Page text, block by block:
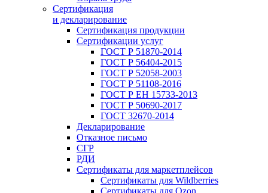
Сертификация
и декларирование
Сертификация продукции
Сертификации услуг
ГОСТ Р 51870-2014
ГОСТ Р 56404-2015
ГОСТ Р 52058-2003
ГОСТ Р 51108-2016
ГОСТ Р ЕН 15733-2013
ГОСТ Р 50690-2017
ГОСТ 32670-2014
Декларирование
Отказное письмо
СГР
РДИ
Сертификаты для маркетплейсов
Сертификаты для Wildberries
Сертификаты для Ozon